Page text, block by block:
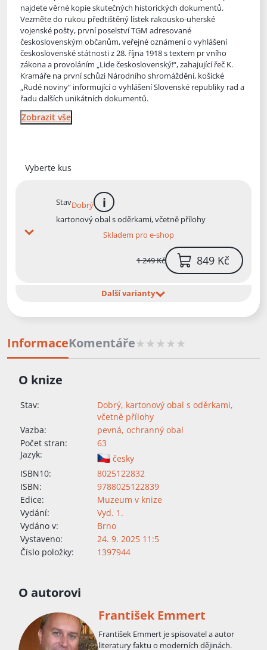
najdete věrné kopie skutečných historických dokumentů.
Vezměte do rukou předtištěný lístek rakousko-uherské
vojenské pošty, první poselství TGM adresované
československým občanům, veřejné oznámení o vyhlášení
československé státnosti z 28. října 1918 s textem pr vního
zákona a provoláním „Lide československý!“, zahajující řeč K.
Kramáře na první schůzi Národního shromáždění, košické
„Rudé noviny“ informující o vyhlášení Slovenské republiky rad a
řadu dalších unikátních dokumentů.
Zobrazit vše
Vyberte kus
StavDobrý
více informací
kartonový obal s oděrkami, včetně přílohy
Skladem pro e-shop
1 249 Kč 849 Kč
Další varianty
InformaceKomentáře
O knize
Stav:
Dobrý, kartonový obal s oděrkami,
včetně přílohy
Vazba:
pevná, ochranný obal
Počet stran:
63
Jazyk:
česky
ISBN10:
8025122832
ISBN:
9788025122839
Edice:
Muzeum v knize
Vydání:
Vyd. 1.
Vydáno v:
Brno
Vystaveno:
24. 9. 2025 11:5
Číslo položky:
1397944
O autorovi
František Emmert
František Emmert je spisovatel a autor
literatury faktu o moderních dějinách.